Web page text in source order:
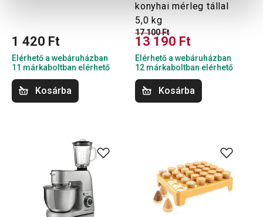
1 420 Ft
Elérhető a webáruházban
11 márkaboltban elérhető
Kosárba
konyhai mérleg tállal
5,0 kg
17 100 Ft
13 190 Ft
Elérhető a webáruházban
12 márkaboltban elérhető
Kosárba